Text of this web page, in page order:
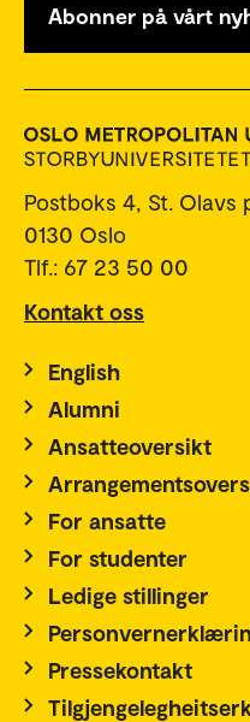
Abonner på vårt
Postboks 4, St. Olavs
0130 Oslo
Tlf.: 67 23 50 00
Kontakt oss
English
Alumni
Ansatteoversikt
For ansatte
For studenter
Ledige stillinger
Pressekontakt